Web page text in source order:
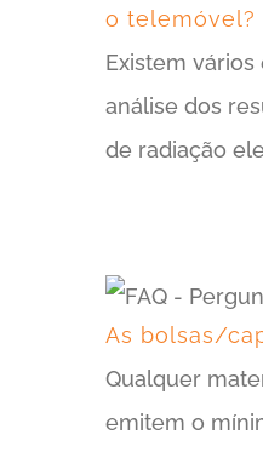
o telemóvel?
Existem
análise dos
de radiação
As bolsas/
Qualquer
emitem o